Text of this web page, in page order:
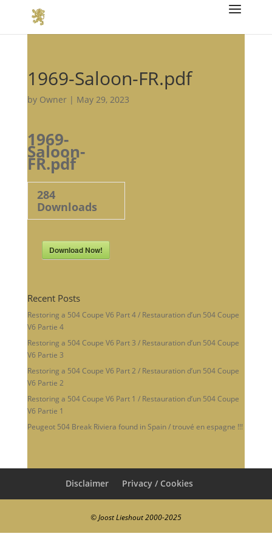
1969-Saloon-FR.pdf
by Owner| May 29, 2023
1969-
Saloon-
FR.pdf
284
Downloads
Download Now!
Recent Posts
Restoring a 504 Coupe V6 Part 4 / Restauration d’un 504 Coupe
V6 Partie 4
Restoring a 504 Coupe V6 Part 3 / Restauration d’un 504 Coupe
V6 Partie 3
Restoring a 504 Coupe V6 Part 2 / Restauration d’un 504 Coupe
V6 Partie 2
Restoring a 504 Coupe V6 Part 1 / Restauration d’un 504 Coupe
V6 Partie 1
Peugeot 504 Break Riviera found in Spain / trouvé en espagne !!!
Disclaimer Privacy / Cookies
© Joost Lieshout 2000-2025